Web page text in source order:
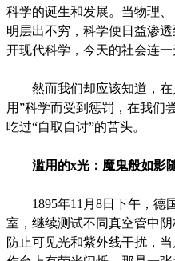
科学的诞生和发展。当物理
明层出不穷，科学便日益渗
开现代科学，今天的社会连一
然而我们却应该知道，在
用”科学而受到惩罚，在我们
吃过“自取自讨”的苦头。
滥用的x光：魔鬼般如影
1895年11月8日下午，德
室，继续测试不同真空管中
防止可见光和紫外线干扰，